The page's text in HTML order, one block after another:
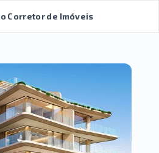
Corretor de Imóveis